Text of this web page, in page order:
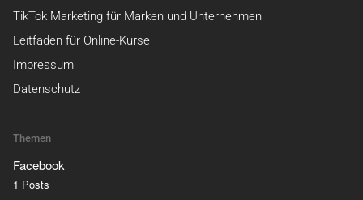
TikTok Marketing für Marken und Unternehmen
Leitfaden für Online-Kurse
Impressum
Datenschutz
Themen
Facebook
1 Posts